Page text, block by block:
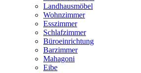
Landhausmöbel
Wohnzimmer
Esszimmer
Schlafzimmer
Büroeinrichtung
Barzimmer
Mahagoni
Eibe